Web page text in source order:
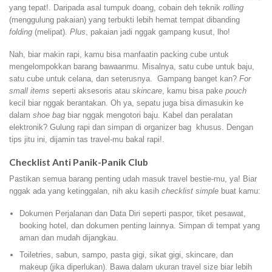
yang tepat!. Daripada asal tumpuk doang, cobain deh teknik rolling
(menggulung pakaian) yang terbukti lebih hemat tempat dibanding
folding (melipat). Plus, pakaian jadi nggak gampang kusut, lho!
Nah, biar makin rapi, kamu bisa manfaatin packing cube untuk
mengelompokkan barang bawaanmu. Misalnya, satu cube untuk baju,
satu cube untuk celana, dan seterusnya. Gampang banget kan? For
small items seperti aksesoris atau skincare, kamu bisa pake pouch
kecil biar nggak berantakan. Oh ya, sepatu juga bisa dimasukin ke
dalam shoe bag biar nggak mengotori baju. Kabel dan peralatan
elektronik? Gulung rapi dan simpan di organizer bag khusus. Dengan
tips jitu ini, dijamin tas travel-mu bakal rapi!.
Checklist Anti Panik-Panik Club
Pastikan semua barang penting udah masuk travel bestie-mu, ya! Biar
nggak ada yang ketinggalan, nih aku kasih checklist simple buat kamu:
Dokumen Perjalanan dan Data Diri seperti paspor, tiket pesawat,
booking hotel, dan dokumen penting lainnya. Simpan di tempat yang
aman dan mudah dijangkau.
Toiletries, sabun, sampo, pasta gigi, sikat gigi, skincare, dan
makeup (jika diperlukan). Bawa dalam ukuran travel size biar lebih